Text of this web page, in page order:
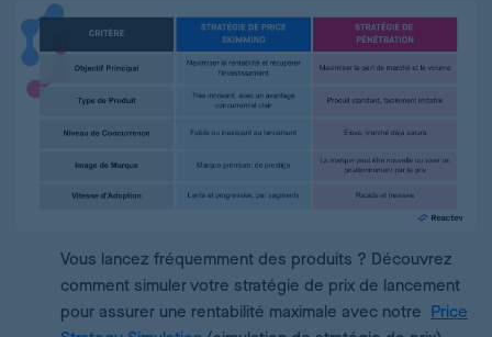
Vous lancez fréquemment des produits ? Découvrez
comment simuler votre stratégie de prix de lancement
pour assurer une rentabilité maximale avec notre Price